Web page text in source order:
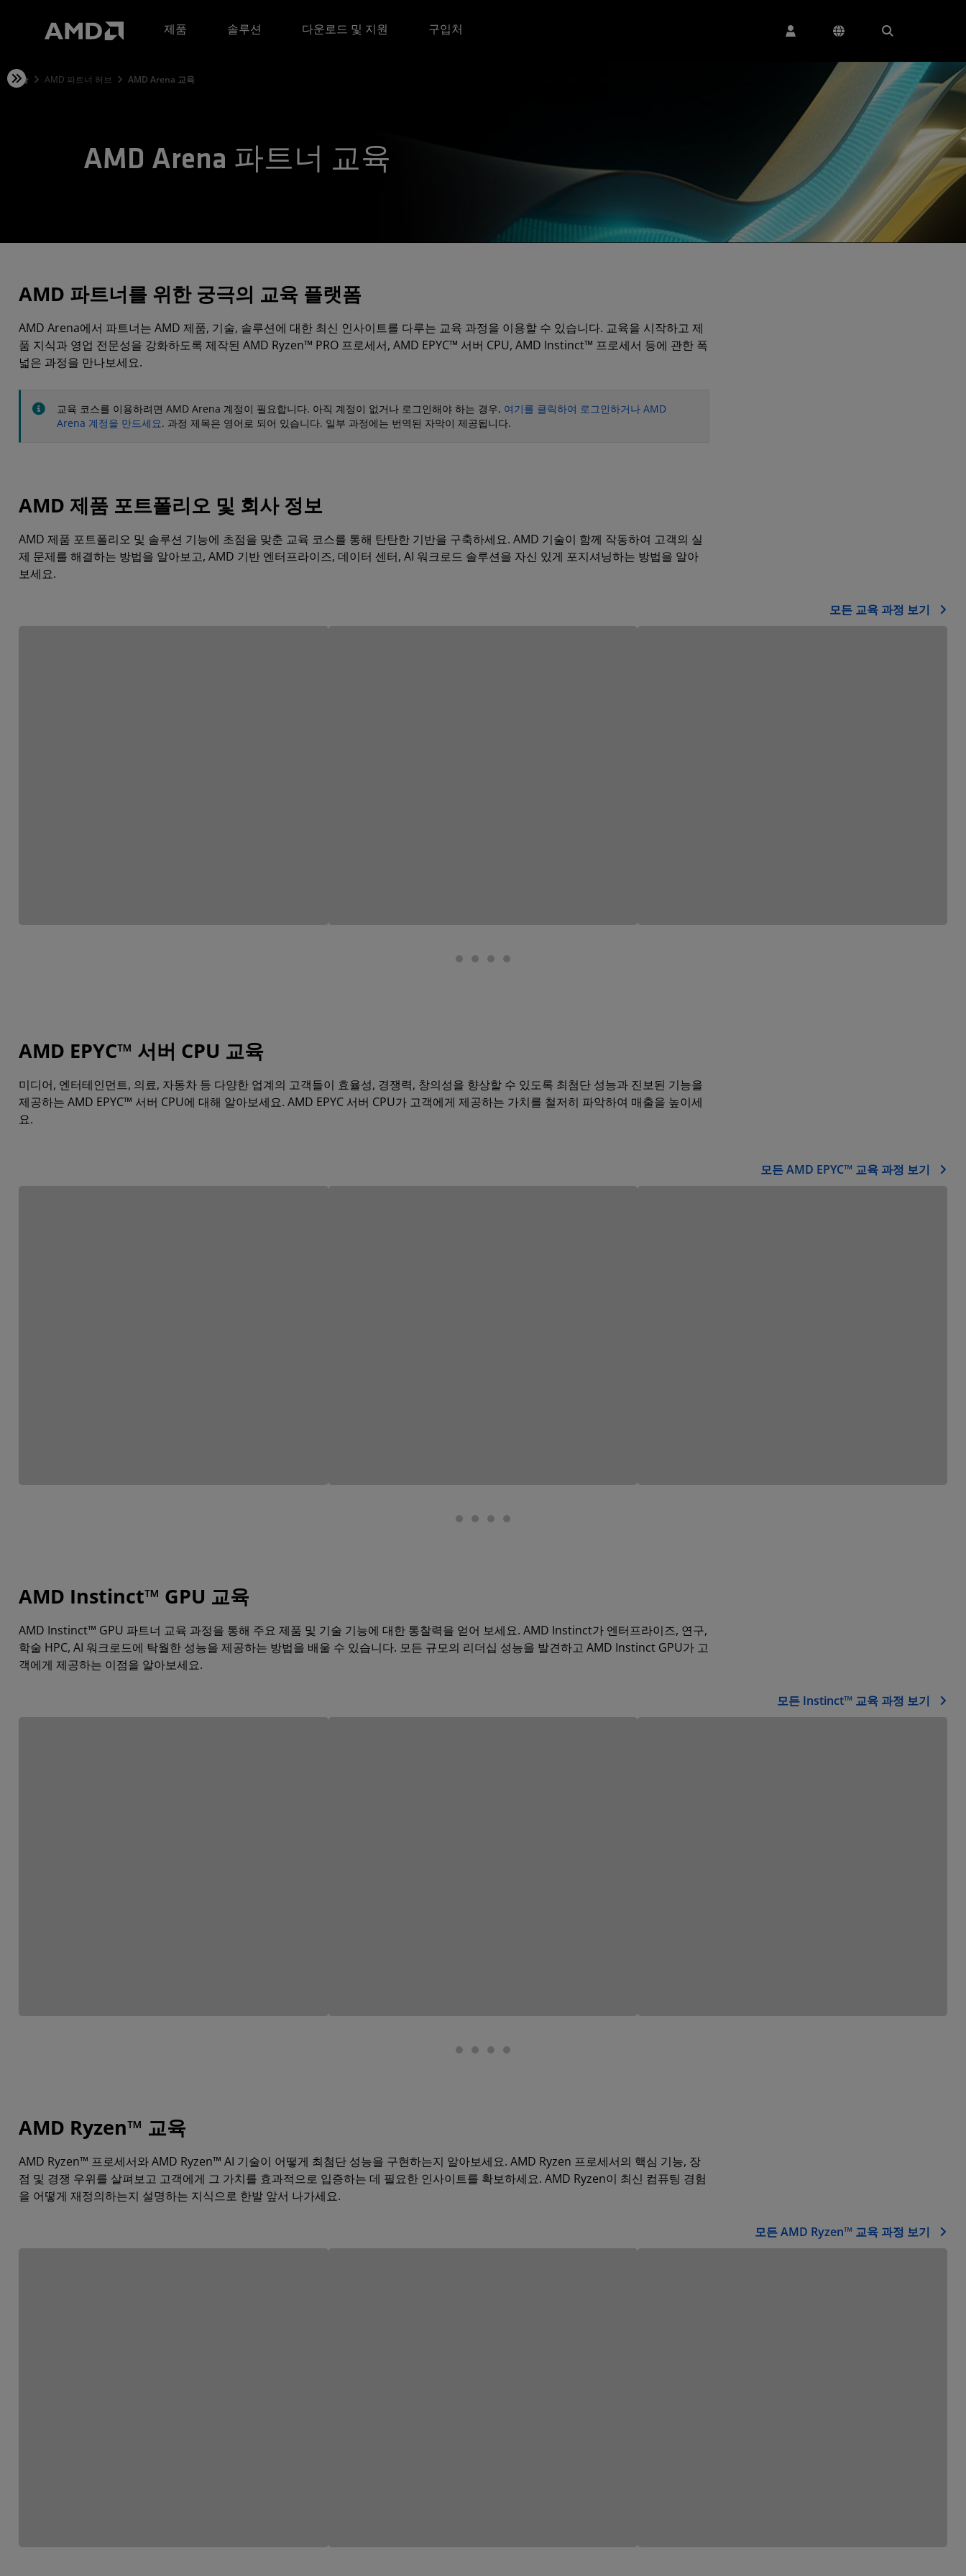
제품
솔루션 다운로드 및 지원 구입처
AMD 파트너 허브 AMD Arena 교육
AMD Arena 파트너 교육
AMD 파트너를 위한 궁극의 교육 플랫폼
AMD Arena에서 파트너는 AMD 제품, 기술, 솔루션에 대한 최신 인사이트를 다루는 교육 과정을 이용할 수 있습니다. 교육을 시작하고 제
품 지식과 영업 전문성을 강화하도록 제작된 AMD Ryzen™ PRO 프로세서, AMD EPYC™ 서버 CPU, AMD Instinct™ 프로세서 등에 관한 폭
넓은 과정을 만나보세요.
교육 코스를 이용하려면 AMD Arena 계정이 필요합니다. 아직 계정이 없거나 로그인해야 하는 경우, 여기를 클릭하여 로그인하거나 AMD
Arena 계정을 만드세요. 과정 제목은 영어로 되어 있습니다. 일부 과정에는 번역된 자막이 제공됩니다.
AMD 제품 포트폴리오 및 회사 정보
AMD 제품 포트폴리오 및 솔루션 기능에 초점을 맞춘 교육 코스를 통해 탄탄한 기반을 구축하세요. AMD 기술이 함께 작동하여 고객의 실
제 문제를 해결하는 방법을 알아보고, AMD 기반 엔터프라이즈, 데이터 센터, AI 워크로드 솔루션을 자신 있게 포지셔닝하는 방법을 알아
보세요.
모든 교육 과정 보기
AMD EPYC™ 서버 CPU 교육
미디어, 엔터테인먼트, 의료, 자동차 등 다양한 업계의 고객들이 효율성, 경쟁력, 창의성을 향상할 수 있도록 최첨단 성능과 진보된 기능을
제공하는 AMD EPYC™ 서버 CPU에 대해 알아보세요. AMD EPYC 서버 CPU가 고객에게 제공하는 가치를 철저히 파악하여 매출을 높이세
요.
모든 AMD EPYC™ 교육 과정 보기
AMD Instinct™ GPU 교육
AMD Instinct™ GPU 파트너 교육 과정을 통해 주요 제품 및 기술 기능에 대한 통찰력을 얻어 보세요. AMD Instinct가 엔터프라이즈, 연구,
학술 HPC, AI 워크로드에 탁월한 성능을 제공하는 방법을 배울 수 있습니다. 모든 규모의 리더십 성능을 발견하고 AMD Instinct GPU가 고
객에게 제공하는 이점을 알아보세요.
모든 Instinct™ 교육 과정 보기
AMD Ryzen™ 교육
AMD Ryzen™ 프로세서와 AMD Ryzen™ AI 기술이 어떻게 최첨단 성능을 구현하는지 알아보세요. AMD Ryzen 프로세서의 핵심 기능, 장
점 및 경쟁 우위를 살펴보고 고객에게 그 가치를 효과적으로 입증하는 데 필요한 인사이트를 확보하세요. AMD Ryzen이 최신 컴퓨팅 경험
을 어떻게 재정의하는지 설명하는 지식으로 한발 앞서 나가세요.
모든 AMD Ryzen™ 교육 과정 보기